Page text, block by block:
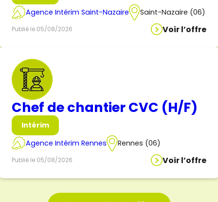
Agence Intérim Saint-Nazaire
Saint-Nazaire (06)
Publié le 05/08/2026 Voir l’offre
Chef de chantier CVC (H/F)
Intérim
Agence Intérim Rennes
Rennes (06)
Publié le 05/08/2026 Voir l’offre